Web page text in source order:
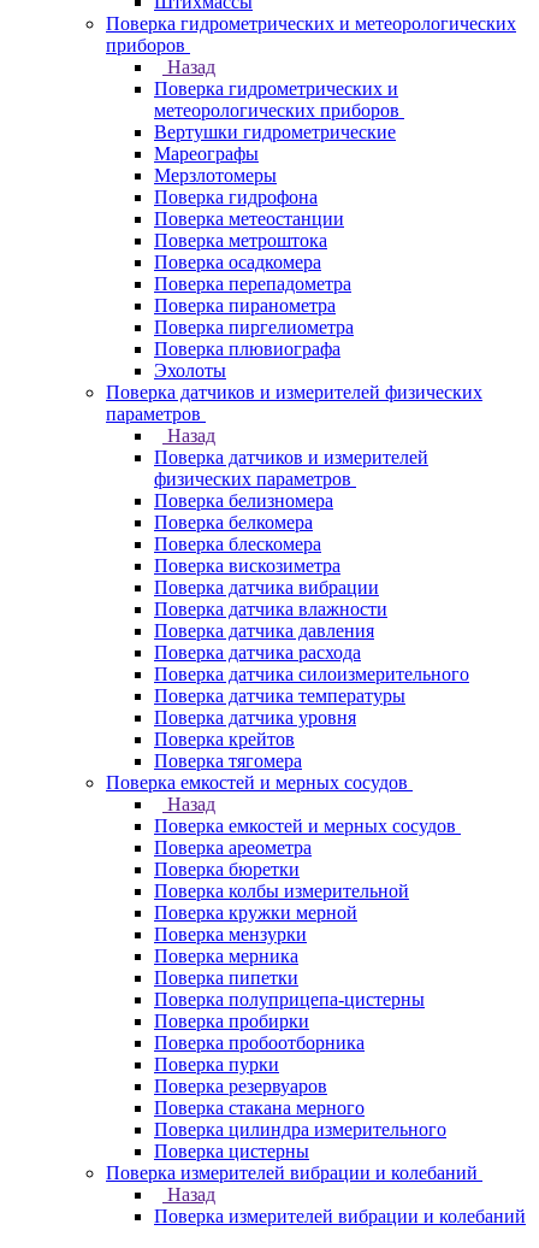
Поверка гидрометрических и метеорологических
приборов
Назад
Поверка гидрометрических и
метеорологических приборов
Вертушки гидрометрические
Мареографы
Мерзлотомеры
Поверка гидрофона
Поверка метеостанции
Поверка метроштока
Поверка осадкомера
Поверка перепадометра
Поверка пиранометра
Поверка пиргелиометра
Поверка плювиографа
Эхолоты
Поверка датчиков и измерителей физических
параметров
Назад
Поверка датчиков и измерителей
физических параметров
Поверка белизномера
Поверка белкомера
Поверка блескомера
Поверка вискозиметра
Поверка датчика вибрации
Поверка датчика влажности
Поверка датчика давления
Поверка датчика расхода
Поверка датчика силоизмерительного
Поверка датчика температуры
Поверка датчика уровня
Поверка крейтов
Поверка тягомера
Поверка емкостей и мерных сосудов
Назад
Поверка емкостей и мерных сосудов
Поверка ареометра
Поверка бюретки
Поверка колбы измерительной
Поверка кружки мерной
Поверка мензурки
Поверка мерника
Поверка пипетки
Поверка полуприцепа-цистерны
Поверка пробирки
Поверка пробоотборника
Поверка пурки
Поверка резервуаров
Поверка стакана мерного
Поверка цилиндра измерительного
Поверка цистерны
Поверка измерителей вибрации и колебаний
Назад
Поверка измерителей вибрации и колебаний